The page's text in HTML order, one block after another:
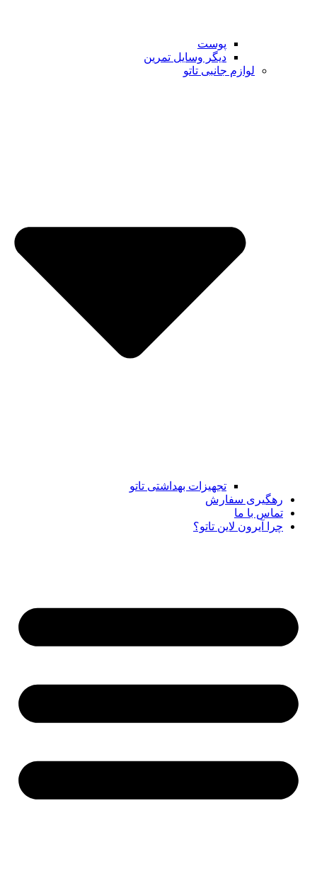
پوست
دیگر وسایل تمرین
لوازم جانبی تاتو
تجهیزات بهداشتی تاتو
رهگیری سفارش
تماس با ما
چرا آیرون لاین تاتو؟